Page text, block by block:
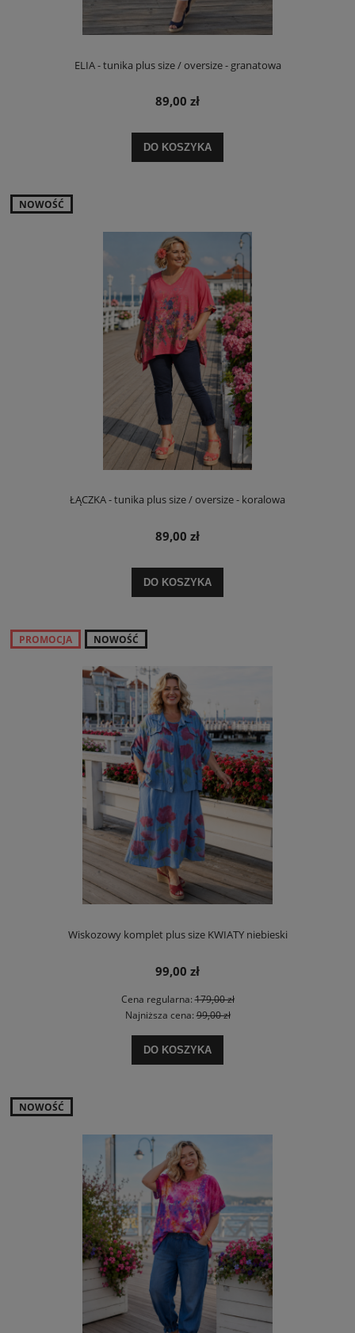
ELIA - tunika plus size / oversize - granatowa
89,00 zł
DO KOSZYKA
ŁĄCZKA - tunika plus size / oversize - koralowa
89,00 zł
DO KOSZYKA
NOWOŚĆ
Wiskozowy komplet plus size KWIATY niebieski
99,00 zł
Cena regularna:179,00 zł
Najniższa cena:99,00 zł
DO KOSZYKA
PROMOCJA NOWOŚĆ
NOWOŚĆ